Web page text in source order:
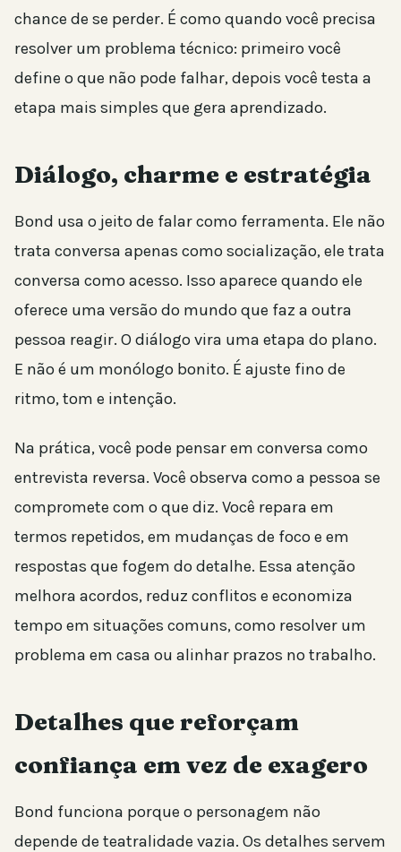
chance de se perder. É como quando você precisa
resolver um problema técnico: primeiro você
define o que não pode falhar, depois você testa a
etapa mais simples que gera aprendizado.
Diálogo, charme e estratégia
Bond usa o jeito de falar como ferramenta. Ele não
trata conversa apenas como socialização, ele trata
conversa como acesso. Isso aparece quando ele
oferece uma versão do mundo que faz a outra
pessoa reagir. O diálogo vira uma etapa do plano.
E não é um monólogo bonito. É ajuste fino de
ritmo, tom e intenção.
Na prática, você pode pensar em conversa como
entrevista reversa. Você observa como a pessoa se
compromete com o que diz. Você repara em
termos repetidos, em mudanças de foco e em
respostas que fogem do detalhe. Essa atenção
melhora acordos, reduz conflitos e economiza
tempo em situações comuns, como resolver um
problema em casa ou alinhar prazos no trabalho.
Detalhes que reforçam
confiança em vez de exagero
Bond funciona porque o personagem não
depende de teatralidade vazia. Os detalhes servem